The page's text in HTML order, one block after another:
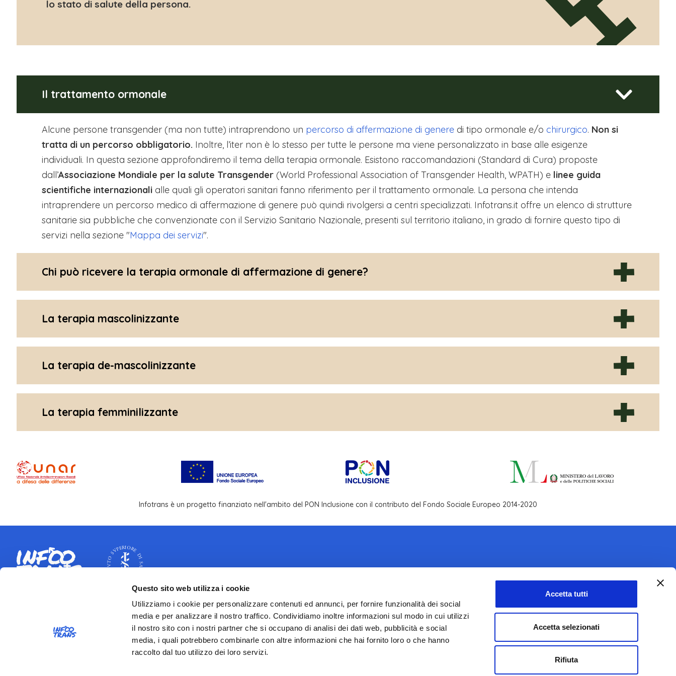
Questo sito web utilizza i cookie
Utilizziamo i cookie per personalizzare contenuti ed annunci, per fornire funzionalità dei social
media e per analizzare il nostro traffico. Condividiamo inoltre informazioni sul modo in cui utilizzi
il nostro sito con i nostri partner che si occupano di analisi dei dati web, pubblicità e social
media, i quali potrebbero combinarle con altre informazioni che hai fornito loro o che hanno
raccolto dal tuo utilizzo dei loro servizi.
Accetta tutti
Accetta selezionati
Rifiuta
lo stato di salute della persona.
Il trattamento ormonale
Alcune persone transgender (ma non tutte) intraprendono un percorso di affermazione di genere di tipo ormonale e/o chirurgico. Non si
tratta di un percorso obbligatorio. Inoltre, l’iter non è lo stesso per tutte le persone ma viene personalizzato in base alle esigenze
individuali. In questa sezione approfondiremo il tema della terapia ormonale. Esistono raccomandazioni (Standard di Cura) proposte
dall’Associazione Mondiale per la salute Transgender (World Professional Association of Transgender Health, WPATH) e linee guida
scientifiche internazionali alle quali gli operatori sanitari fanno riferimento per il trattamento ormonale. La persona che intenda
intraprendere un percorso medico di affermazione di genere può quindi rivolgersi a centri specializzati. Infotrans.it offre un elenco di strutture
sanitarie sia pubbliche che convenzionate con il Servizio Sanitario Nazionale, presenti sul territorio italiano, in grado di fornire questo tipo di
servizi nella sezione "Mappa dei servizi".
Chi può ricevere la terapia ormonale di affermazione di genere?
La terapia mascolinizzante
La terapia de-mascolinizzante
La terapia femminilizzante
Infotrans è un progetto finanziato nell'ambito del PON Inclusione con il contributo del Fondo Sociale Europeo 2014-2020
Viale Regina Elena 299 - 00161 Roma
Email:
Sito istituzionale ISS
ISSalute.it
SEGUICI SU